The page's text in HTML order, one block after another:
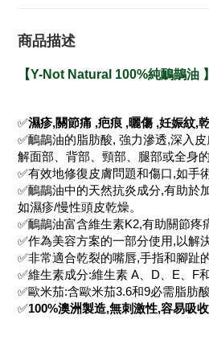
商品描述
【Y-Not Natural 100%純鴯鶓油 】
✅濕疹,關節痛 ,疤痕 ,曬傷 ,妊娠紋,
✅鴯鶓油的脂肪酸, 強力滲透,深入
解面部、背部、頸部、腿部或全身
✅有效地修復皮膚問題和傷口,如手
✅鴯鶓油中的天然抗炎成分,有助於
如濕疹/慢性頭皮乾燥。
✅鴯鶓油富含維生素K2,有助關節疼
✅作為美容方案的一部分使用,以解
✅非常適合乾裂的嘴唇,手指和腳趾
✅維生素成分:維生素 A、D、E、F
✅歐米茄:含歐米茄3.6和9必需脂肪酸
✅100%澳洲製造,無刺激性,容易吸收